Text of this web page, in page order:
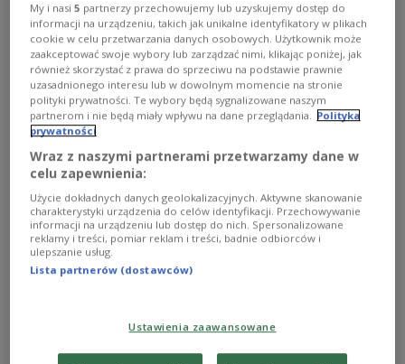
Wyjątkowe wakacyjne selfie. Jak je zrobić?
Co i w jakich proporcjach powinno znaleźć się na
idealnym zdjęciu z wakacji i jak prezentować się na
My i nasi5 partnerzy przechowujemy lub uzyskujemy dostęp do
informacji na urządzeniu, takich jak unikalne identyfikatory w plikach
cookie w celu przetwarzania danych osobowych. Użytkownik może
zaakceptować swoje wybory lub zarządzać nimi, klikając poniżej, jak
również skorzystać z prawa do sprzeciwu na podstawie prawnie
uzasadnionego interesu lub w dowolnym momencie na stronie
polityki prywatności. Te wybory będą sygnalizowane naszym
partnerom i nie będą miały wpływu na dane przeglądania. Polityka
prywatności
Wraz z naszymi partnerami przetwarzamy dane w
celu zapewnienia:
Użycie dokładnych danych geolokalizacyjnych. Aktywne skanowanie
charakterystyki urządzenia do celów identyfikacji. Przechowywanie
informacji na urządzeniu lub dostęp do nich. Spersonalizowane
reklamy i treści, pomiar reklam i treści, badnie odbiorców i
ulepszanie usług.
Lista partnerów (dostawców)
Ustawienia zaawansowane